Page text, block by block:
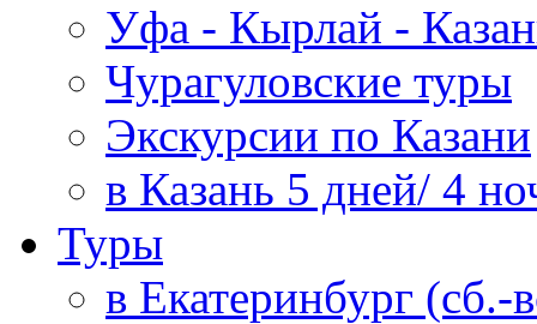
Уфа - Кырлай -
Чурагуловские туры
Экскурсии по Казани
в Казань 5 дней/ 4
Туры
в Екатеринбург (сб.-